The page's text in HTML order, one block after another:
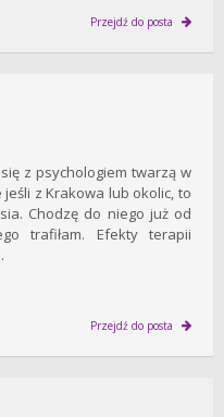
Przejdź do posta
z psychologiem twarzą w
z Krakowa lub okolic, to
Chodzę do niego już od
trafiłam. Efekty terapii
Przejdź do posta